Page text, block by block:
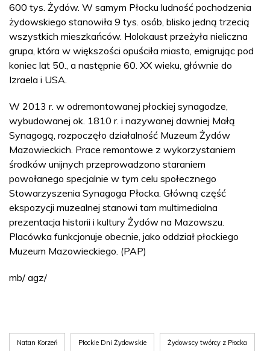
600 tys. Żydów. W samym Płocku ludność pochodzenia
żydowskiego stanowiła 9 tys. osób, blisko jedną trzecią
wszystkich mieszkańców. Holokaust przeżyła nieliczna
grupa, która w większości opuściła miasto, emigrując pod
koniec lat 50., a następnie 60. XX wieku, głównie do
Izraela i USA.
W 2013 r. w odremontowanej płockiej synagodze,
wybudowanej ok. 1810 r. i nazywanej dawniej Małą
Synagogą, rozpoczęło działalność Muzeum Żydów
Mazowieckich. Prace remontowe z wykorzystaniem
środków unijnych przeprowadzono staraniem
powołanego specjalnie w tym celu społecznego
Stowarzyszenia Synagoga Płocka. Główną część
ekspozycji muzealnej stanowi tam multimedialna
prezentacja historii i kultury Żydów na Mazowszu.
Placówka funkcjonuje obecnie, jako oddział płockiego
Muzeum Mazowieckiego. (PAP)
mb/ agz/
Natan Korzeń Płockie Dni Żydowskie Żydowscy twórcy z Płocka